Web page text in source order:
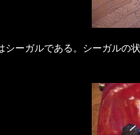
シーガルである。シーガルの